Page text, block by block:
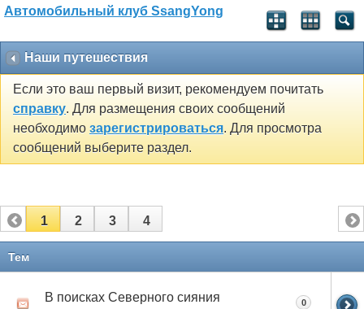
Автомобильный клуб SsangYong
Наши путешествия
Если это ваш первый визит, рекомендуем почитать
справку. Для размещения своих сообщений
необходимо зарегистрироваться. Для просмотра
сообщений выберите раздел.
1 2 3 4
Тем
В поисках Северного сияния 0